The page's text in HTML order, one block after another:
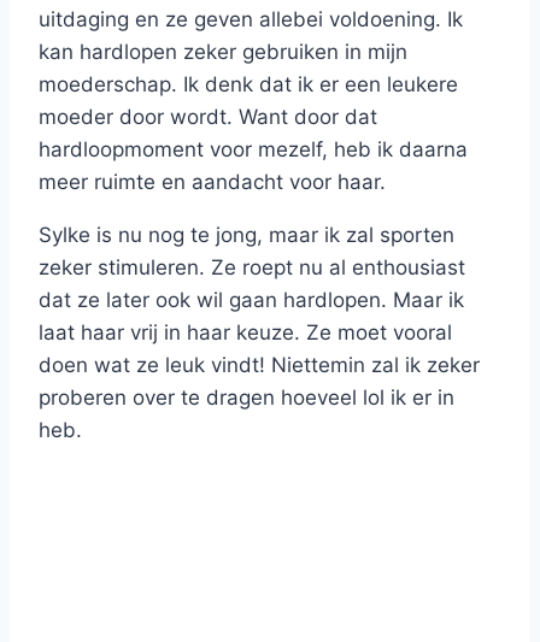
uitdaging en ze geven allebei voldoening. Ik
kan hardlopen zeker gebruiken in mijn
moederschap. Ik denk dat ik er een leukere
moeder door wordt. Want door dat
hardloopmoment voor mezelf, heb ik daarna
meer ruimte en aandacht voor haar.
Sylke is nu nog te jong, maar ik zal sporten
zeker stimuleren. Ze roept nu al enthousiast
dat ze later ook wil gaan hardlopen. Maar ik
laat haar vrij in haar keuze. Ze moet vooral
doen wat ze leuk vindt! Niettemin zal ik zeker
proberen over te dragen hoeveel lol ik er in
heb.